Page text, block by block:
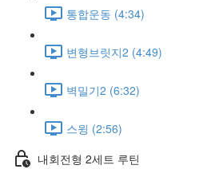
통합운동 (4:34)
변형브릿지2 (4:49)
벽밀기2 (6:32)
스윙 (2:56)
내회전형 2세트 루틴